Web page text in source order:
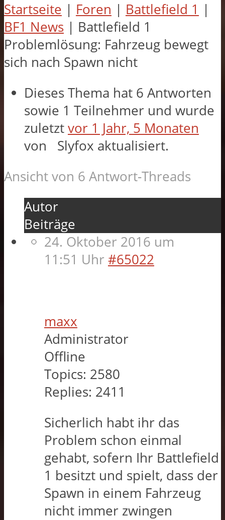
Startseite | Foren | Battlefield 1 |
BF1 News | Battlefield 1
Problemlösung: Fahrzeug bewegt
sich nach Spawn nicht
Dieses Thema hat 6 Antworten
sowie 1 Teilnehmer und wurde
zuletzt vor 1 Jahr, 5 Monaten
von
Slyfox aktualisiert.
Ansicht von 6 Antwort-Threads
Autor
Beiträge
24. Oktober 2016 um
11:51 Uhr #65022
maxx
Administrator
Offline
Topics: 2580
Replies: 2411
Sicherlich habt ihr das
Problem schon einmal
gehabt, sofern Ihr Battlefield
1 besitzt und spielt, dass der
Spawn in einem Fahrzeug
nicht immer zwingen